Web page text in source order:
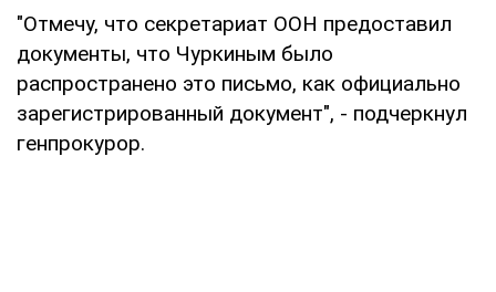
"Отмечу, что секретариат ООН предоставил
документы, что Чуркиным было
распространено это письмо, как официально
зарегистрированный документ", - подчеркнул
генпрокурор.